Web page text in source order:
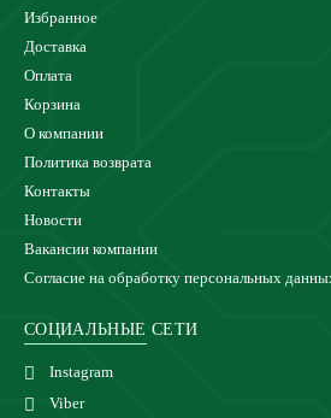
Избранное
Доставка
Оплата
Корзина
О компании
Политика возврата
Контакты
Новости
Вакансии компании
Согласие на обработку персональных
СОЦИАЛЬНЫЕ СЕТИ
Instagram
Viber